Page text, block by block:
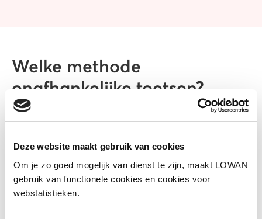
Deze website maakt gebruik van cookies
Om je zo goed mogelijk van dienst te zijn, maakt LOWAN
gebruik van functionele cookies en cookies voor
webstatistieken.
Welke methode
onafhankelijke toetsen?